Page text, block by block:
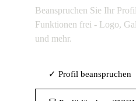
Beanspruchen Sie Ihr
Funktionen frei - Logo,
und mehr.
✓ Profil beanspruchen